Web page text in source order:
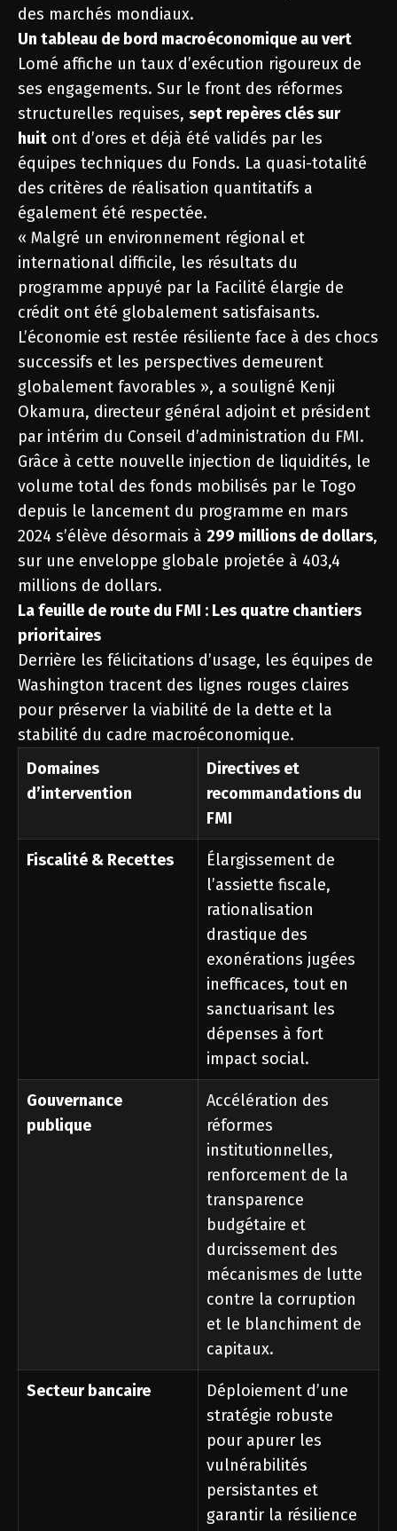
des marchés mondiaux.
Un tableau de bord macroéconomique au vert
Lomé affiche un taux d’exécution rigoureux de
ses engagements. Sur le front des réformes
structurelles requises, sept repères clés sur
huit ont d’ores et déjà été validés par les
équipes techniques du Fonds. La quasi-totalité
des critères de réalisation quantitatifs a
également été respectée.
« Malgré un environnement régional et
international difficile, les résultats du
programme appuyé par la Facilité élargie de
crédit ont été globalement satisfaisants.
L’économie est restée résiliente face à des chocs
successifs et les perspectives demeurent
globalement favorables », a souligné Kenji
Okamura, directeur général adjoint et président
par intérim du Conseil d’administration du FMI.
Grâce à cette nouvelle injection de liquidités, le
volume total des fonds mobilisés par le Togo
depuis le lancement du programme en mars
2024 s’élève désormais à 299 millions de dollars,
sur une enveloppe globale projetée à 403,4
millions de dollars.
La feuille de route du FMI : Les quatre chantiers
prioritaires
Derrière les félicitations d’usage, les équipes de
Washington tracent des lignes rouges claires
pour préserver la viabilité de la dette et la
stabilité du cadre macroéconomique.
Domaines
d’intervention
Directives et
recommandations du
FMI
Fiscalité & Recettes
Élargissement de
l’assiette fiscale,
rationalisation
drastique des
exonérations jugées
inefficaces, tout en
sanctuarisant les
dépenses à fort
impact social.
Gouvernance
publique
Accélération des
réformes
institutionnelles,
renforcement de la
transparence
budgétaire et
durcissement des
mécanismes de lutte
contre la corruption
et le blanchiment de
capitaux.
Secteur bancaire
Déploiement d’une
stratégie robuste
pour apurer les
vulnérabilités
persistantes et
garantir la résilience